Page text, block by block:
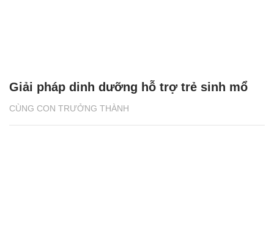
CÙNG CON TRƯỞNG THÀNH
Giải pháp dinh dưỡng hỗ trợ trẻ sinh mổ